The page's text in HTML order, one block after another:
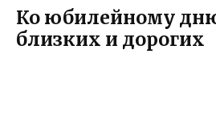
Ко юбилейному
близких и дорогих